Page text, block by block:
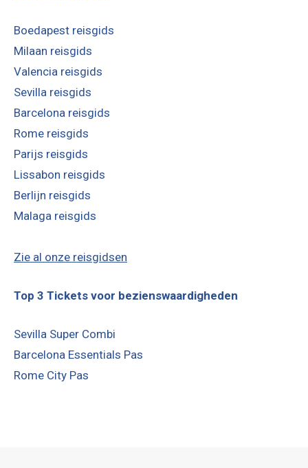
Boedapest reisgids
Milaan reisgids
Valencia reisgids
Sevilla reisgids
Barcelona reisgids
Rome reisgids
Parijs reisgids
Lissabon reisgids
Berlijn reisgids
Malaga reisgids
Zie al onze reisgidsen
Top 3 Tickets voor bezienswaardigheden
Sevilla Super Combi
Barcelona Essentials Pas
Rome City Pas